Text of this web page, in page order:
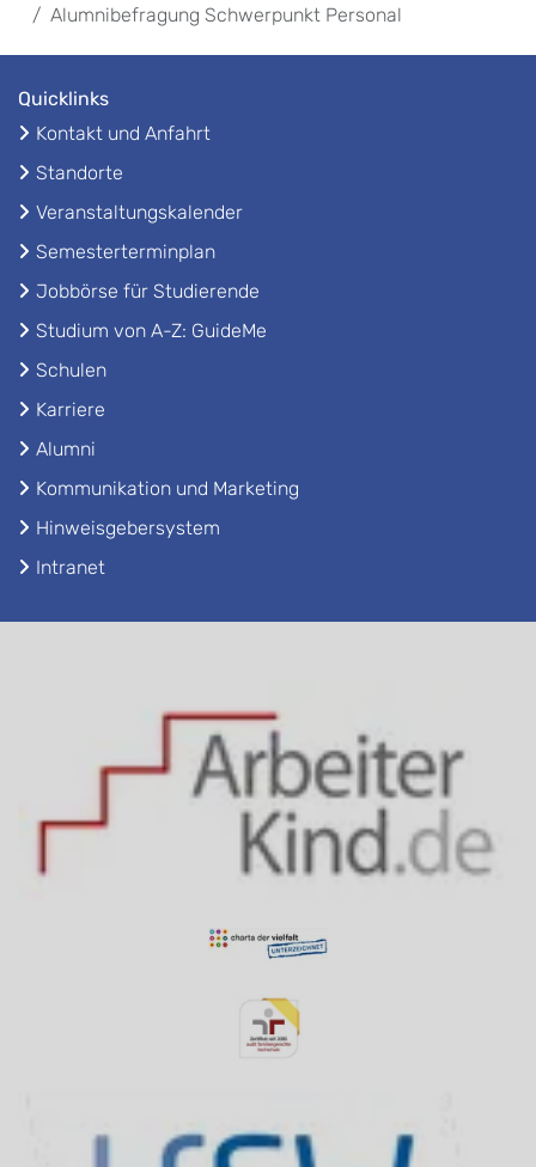
Alumnibefragung Schwerpunkt Personal
Quicklinks
Kontakt und Anfahrt
Standorte
Veranstaltungskalender
Semesterterminplan
Jobbörse für Studierende
Studium von A-Z: GuideMe
Schulen
Karriere
Alumni
Kommunikation und Marketing
Hinweisgebersystem
Intranet